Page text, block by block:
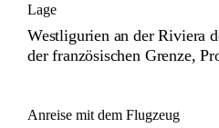
Lage
Westligurien an der Riviera
der französischen Grenze,
Anreise mit dem Flugzeug